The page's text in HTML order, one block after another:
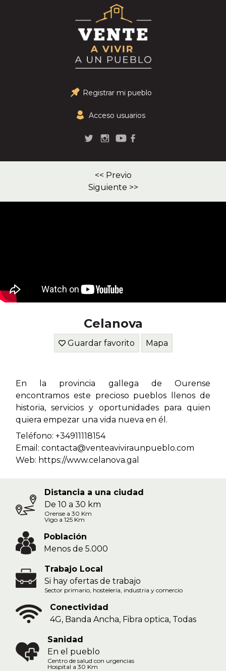
Registrar mi pueblo
Acceso usuarios
<< Previo
Siguiente >>
Celanova
Guardar favorito Mapa
En la provincia gallega de Ourense
encontramos este precioso pueblos llenos de
historia, servicios y oportunidades para quien
quiera empezar una vida nueva en él.
Teléfono: +34911118154
Email: contacta@venteaviviraunpueblo.com
Web: https://www.celanova.gal
Distancia a una ciudad
De 10 a 30 km
Orense a 30 Km
Vigo a 125 Km
Población
Menos de 5.000
Trabajo Local
Si hay ofertas de trabajo
Sector primario, hostelería, industria y comercio
Conectividad
4G, Banda Ancha, Fibra optica, Todas
Sanidad
En el pueblo
Centro de salud con urgencias
Hospital a 30 Km